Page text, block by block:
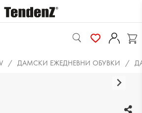
ДАМСКИ ЕЖЕДНЕВНИ ОБУВКИ